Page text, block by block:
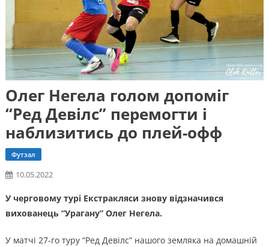
Олег Негела голом допоміг
“Ред Девілс” перемогти і
наблизитись до плей-офф
Футзал
10.05.2022
У черговому турі Екстракляси знову відзначився
вихованець “Урагану” Олег Негела.
У матчі 27-го туру “Ред Девілс” нашого земляка на домашній